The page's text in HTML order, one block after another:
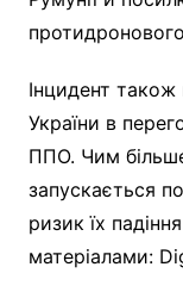
Інцидент
України в
ППО. Чим
запускається
ризик їх
матеріалами: